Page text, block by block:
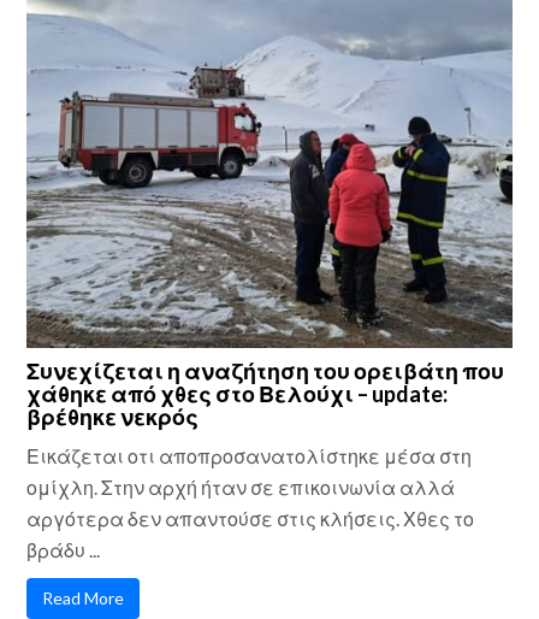
Συνεχίζεται η αναζήτηση του ορειβάτη που
χάθηκε από χθες στο Βελούχι – update:
βρέθηκε νεκρός
Εικάζεται οτι αποπροσανατολίστηκε μέσα στη
ομίχλη. Στην αρχή ήταν σε επικοινωνία αλλά
αργότερα δεν απαντούσε στις κλήσεις. Χθες το
βράδυ ...
Read More